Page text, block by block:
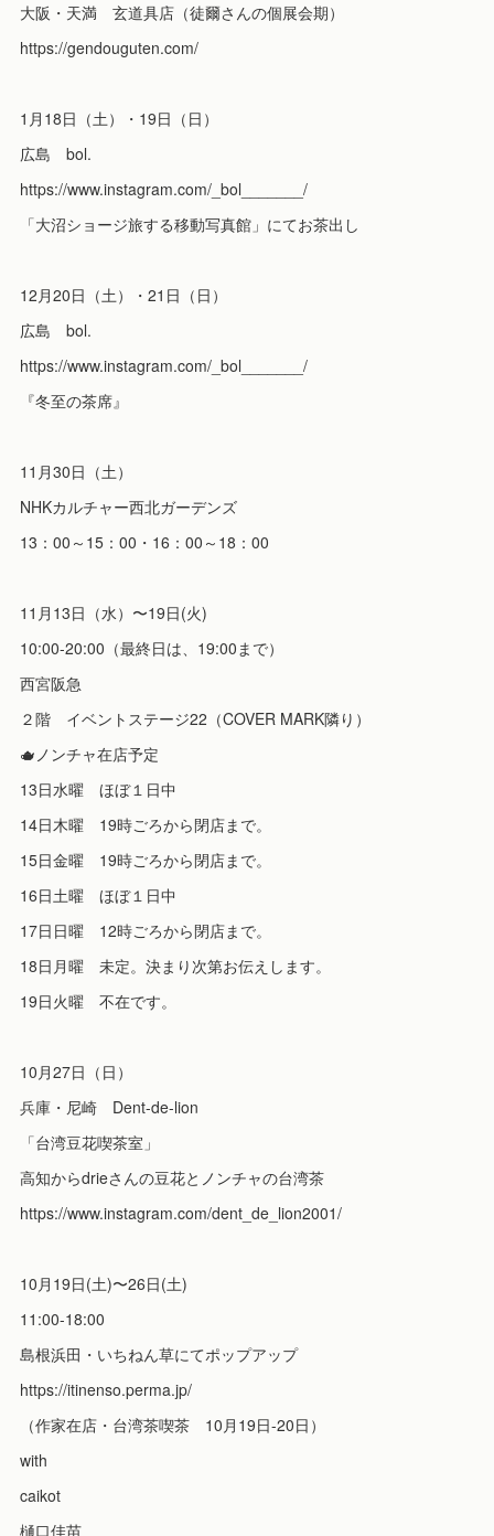
大阪・天満 玄道具店（徒爾さんの個展会期）
https://gendouguten.com/
1月18日（土）・19日（日）
広島 bol.
https://www.instagram.com/_bol_______/
「大沼ショージ旅する移動写真館」にてお茶出し
12月20日（土）・21日（日）
広島 bol.
https://www.instagram.com/_bol_______/
『冬至の茶席』
11月30日（土）
NHKカルチャー西北ガーデンズ
13：00～15：00・16：00～18：00
11月13日（水）〜19日(火)
10:00-20:00（最終日は、19:00まで）
西宮阪急
２階 イベントステージ22（COVER MARK隣り）
🫖ノンチャ在店予定
13日水曜 ほぼ１日中
14日木曜 19時ごろから閉店まで。
15日金曜 19時ごろから閉店まで。
16日土曜 ほぼ１日中
17日日曜 12時ごろから閉店まで。
18日月曜 未定。決まり次第お伝えします。
19日火曜 不在です。
10月27日（日）
兵庫・尼崎 Dent-de-lion
「台湾豆花喫茶室」
高知からdrieさんの豆花とノンチャの台湾茶
https://www.instagram.com/dent_de_lion2001/
10月19日(土)〜26日(土)
11:00-18:00
島根浜田・いちねん草にてポップアップ
https://itinenso.perma.jp/
（作家在店・台湾茶喫茶 10月19日-20日）
with
caikot
樋口佳苗